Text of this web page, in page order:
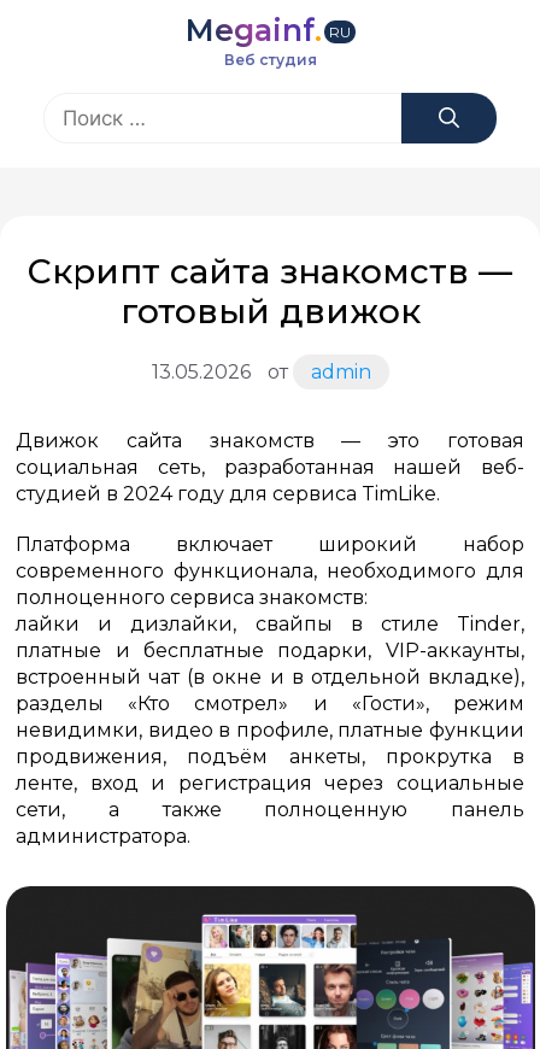
Megainf. RU
Веб студия
Скрипт сайта знакомств —
готовый движок
13.05.2026 от admin
Движок сайта знакомств — это готовая
социальная сеть, разработанная нашей веб-
студией в 2024 году для сервиса TimLike.
Платформа включает широкий набор
современного функционала, необходимого для
полноценного сервиса знакомств:
лайки и дизлайки, свайпы в стиле Tinder,
платные и бесплатные подарки, VIP-аккаунты,
встроенный чат (в окне и в отдельной вкладке),
разделы «Кто смотрел» и «Гости», режим
невидимки, видео в профиле, платные функции
продвижения, подъём анкеты, прокрутка в
ленте, вход и регистрация через социальные
сети, а также полноценную панель
администратора.